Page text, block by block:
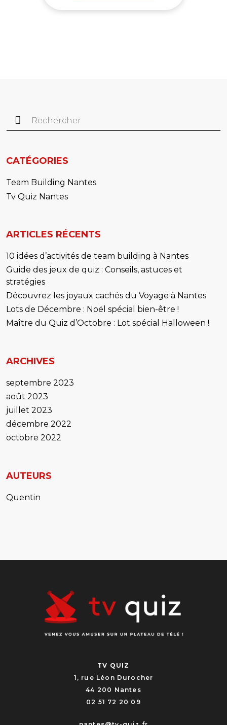
Rechercher :
CATÉGORIES
Team Building Nantes
Tv Quiz Nantes
ARTICLES RÉCENTS
10 idées d’activités de team building à Nantes
Guide des jeux de quiz : Conseils, astuces et
stratégies
Découvrez les joyaux cachés du Voyage à Nantes
Lots de Décembre : Noël spécial bien-être !
Maître du Quiz d’Octobre : Lot spécial Halloween !
ARCHIVES
septembre 2023
août 2023
juillet 2023
décembre 2022
octobre 2022
AUTEURS
Quentin
TV QUIZ
1, rue Léon Durocher
44 200 Nantes
02 51 72 20 09